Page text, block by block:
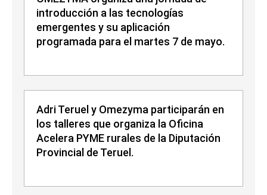
introducción a las tecnologías
emergentes y su aplicación
programada para el martes 7 de mayo.
Adri Teruel y Omezyma participarán en
los talleres que organiza la Oficina
Acelera PYME rurales de la Diputación
Provincial de Teruel.